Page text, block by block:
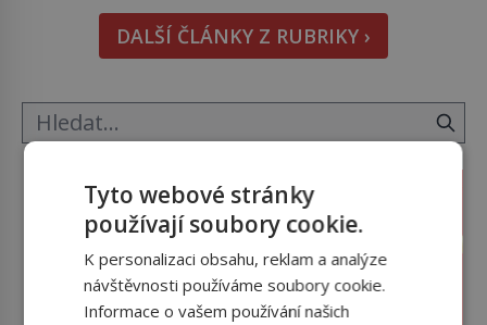
pověsil Napoleon? Samotný císař Napoleon
Bonaparte (1769–1821) má pro malbu slabost, a
tak si ji ještě jako první konzul přemístí do své
DALŠÍ ČLÁNKY Z RUBRIKY ›
Tyto webové stránky
používají soubory cookie.
K personalizaci obsahu, reklam a analýze
návštěvnosti používáme soubory cookie.
Informace o vašem používání našich